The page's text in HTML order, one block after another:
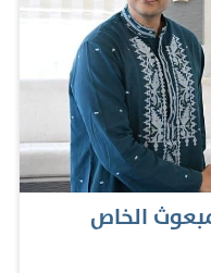
الثاني فتمثل في
بـ"عام المجتمع".
الوطن وكافة
والتي تجاوز
وطنيا مشتركا وشعورا
هذا الوطن وأجياله
والمدربين والخبراء
الأنشطة، والذين
الخاص